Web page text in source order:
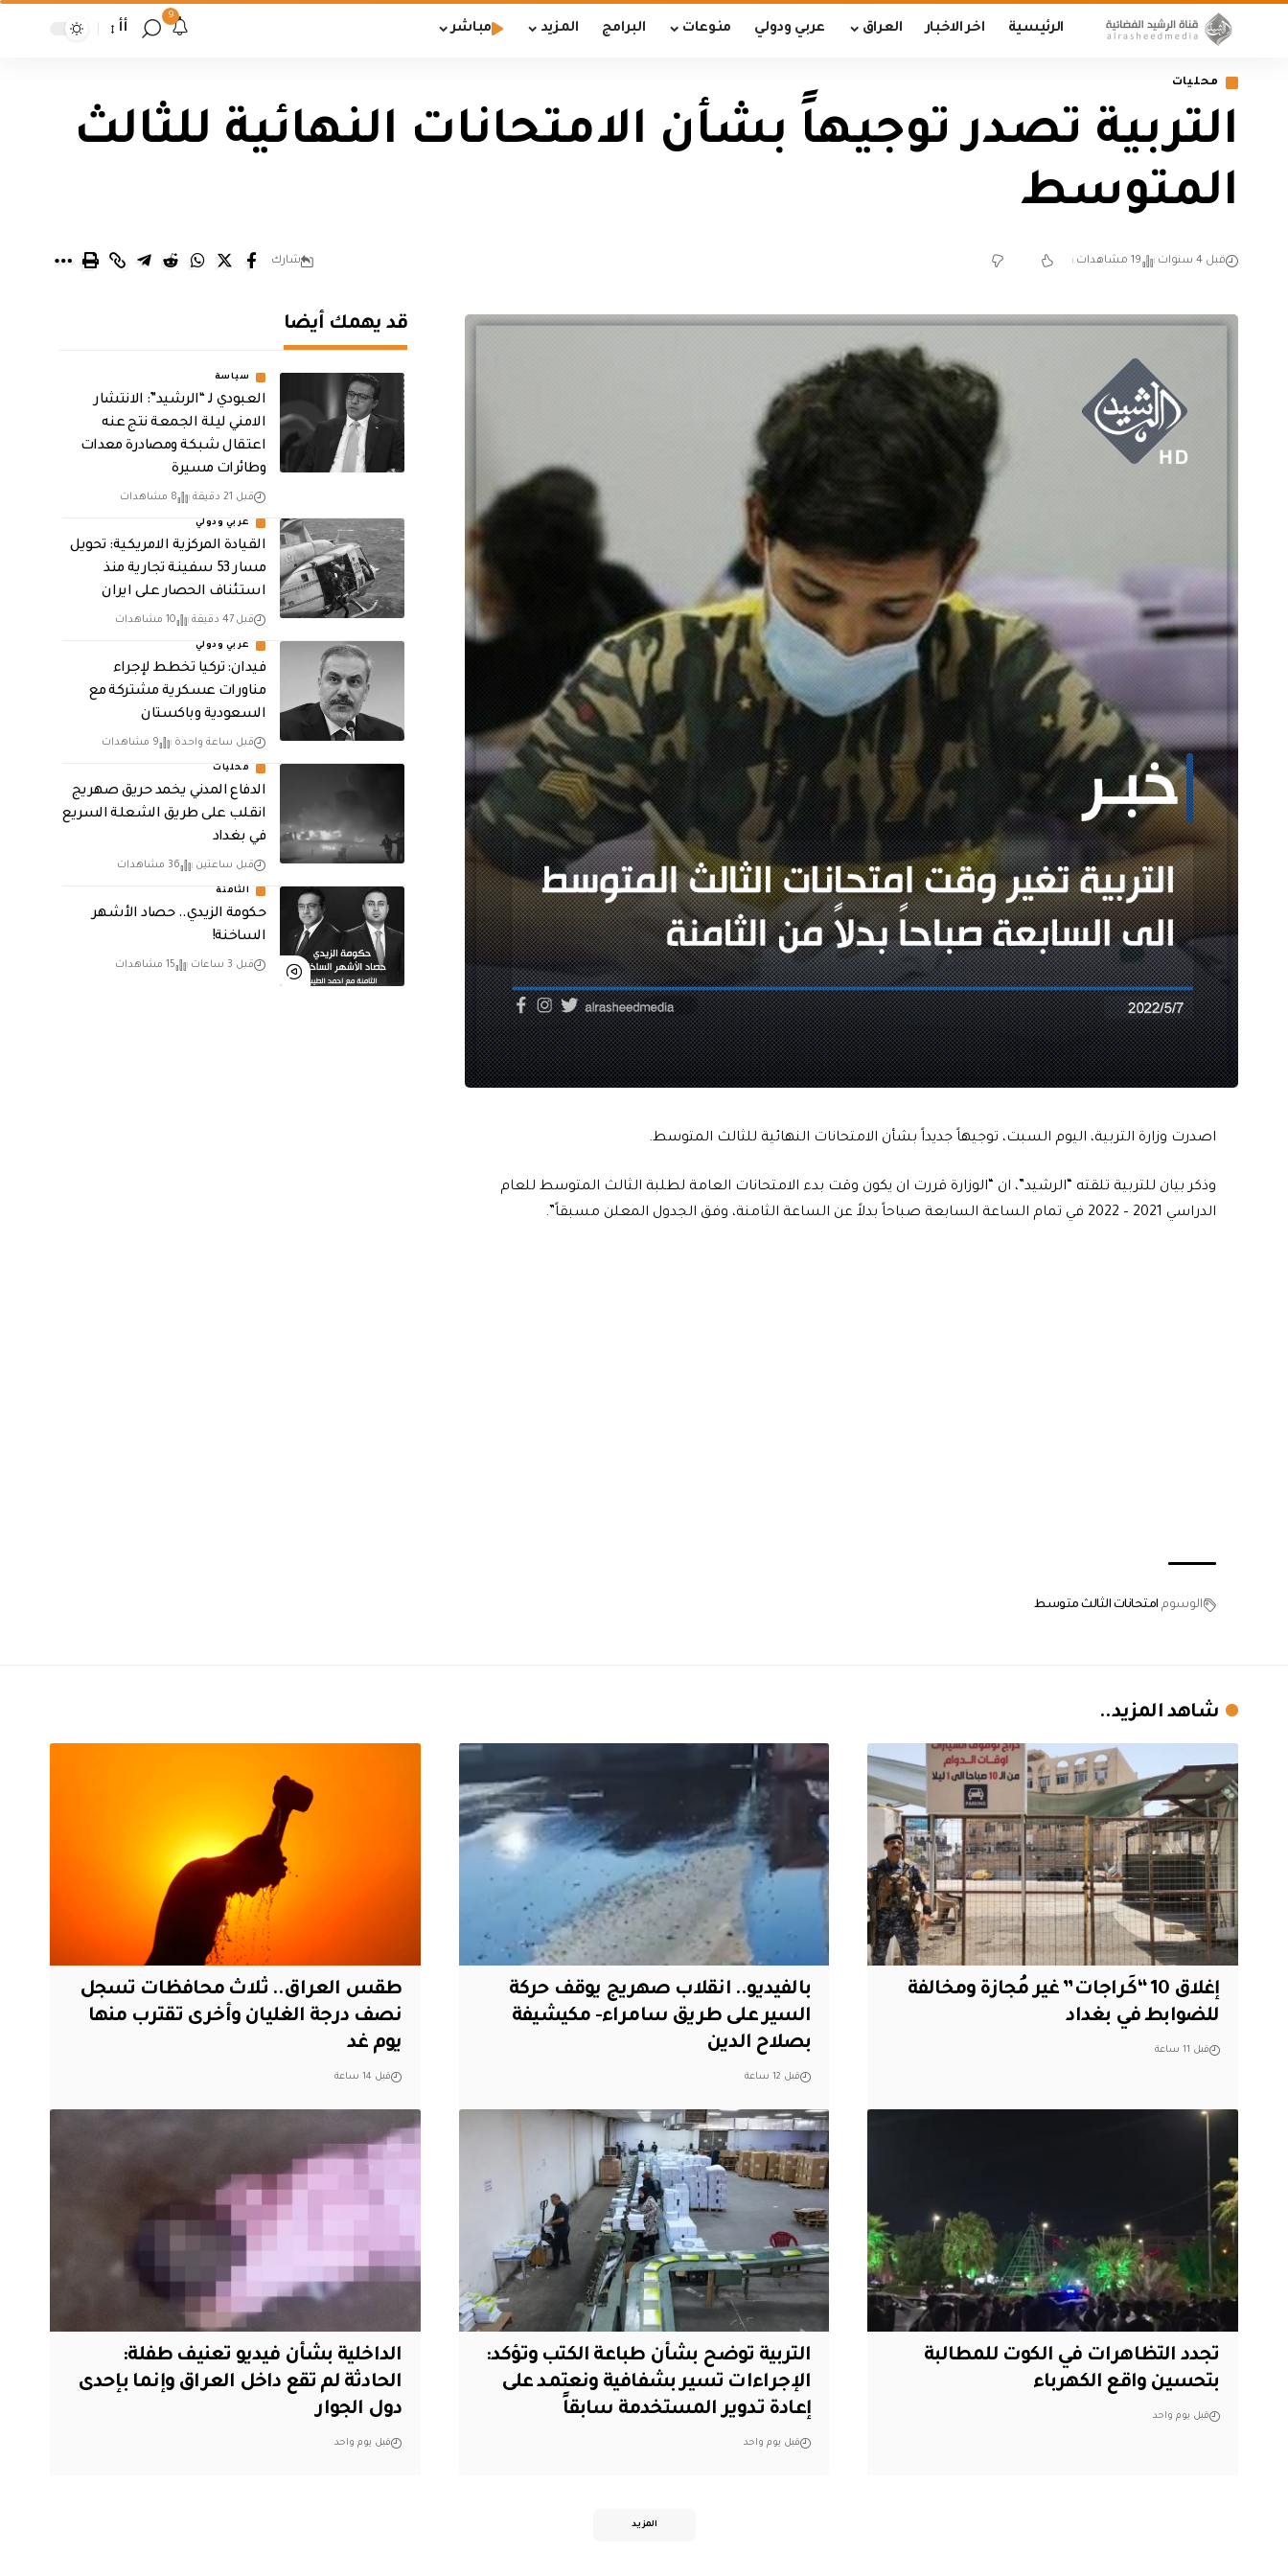
الرئيسية اخر الاخبار العراق عربي ودولي منوعات البرامج المزيد مباشر
9
أأ
محليات
التربية تصدر توجيهاً بشأن الامتحانات النهائية للثالث
المتوسط
قبل 4 سنوات 19 مشاهدات شارك
اصدرت وزارة التربية، اليوم السبت، توجيهاً جديداً بشأن الامتحانات النهائية للثالث المتوسط.
وذكر بيان للتربية تلقته “الرشيد”، ان “الوزارة قررت ان يكون وقت بدء الامتحانات العامة لطلبة الثالث المتوسط للعام
الدراسي 2021 – 2022 في تمام الساعة السابعة صباحاً بدلاً عن الساعة الثامنة، وفق الجدول المعلن مسبقاً”.
الوسوم امتحانات الثالث متوسط
قد يهمك أيضا
سياسة
العبودي لـ “الرشيد”: الانتشار
الامني ليلة الجمعة نتج عنه
اعتقال شبكة ومصادرة معدات
وطائرات مسيرة
قبل 21 دقيقة 8 مشاهدات
عربي ودولي
القيادة المركزية الامريكية: تحويل
مسار 53 سفينة تجارية منذ
استئناف الحصار على ايران
قبل 47 دقيقة 10 مشاهدات
عربي ودولي
فيدان: تركيا تخطط لإجراء
مناورات عسكرية مشتركة مع
السعودية وباكستان
قبل ساعة واحدة 9 مشاهدات
محليات
الدفاع المدني يخمد حريق صهريج
انقلب على طريق الشعلة السريع
في بغداد
قبل ساعتين 36 مشاهدات
الثامنة
حكومة الزيدي.. حصاد الأشهر
الساخنة!
قبل 3 ساعات 15 مشاهدات
شاهد المزيد..
إغلاق 10 “كَراجات” غير مُجازة ومخالفة
للضوابط في بغداد
قبل 11 ساعة
بالفيديو.. انقلاب صهريج يوقف حركة
السير على طريق سامراء- مكيشيفة
بصلاح الدين
قبل 12 ساعة
طقس العراق.. ثلاث محافظات تسجل
نصف درجة الغليان وأخرى تقترب منها
يوم غد
قبل 14 ساعة
تجدد التظاهرات في الكوت للمطالبة
بتحسين واقع الكهرباء
قبل يوم واحد
التربية توضح بشأن طباعة الكتب وتؤكد:
الإجراءات تسير بشفافية ونعتمد على
إعادة تدوير المستخدمة سابقاً
قبل يوم واحد
الداخلية بشأن فيديو تعنيف طفلة:
الحادثة لم تقع داخل العراق وإنما بإحدى
دول الجوار
قبل يوم واحد
المزيد